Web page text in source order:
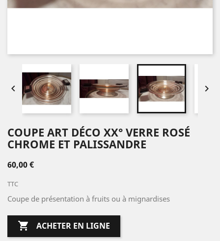
 
COUPE ART DÉCO XX° VERRE ROSÉ
CHROME ET PALISSANDRE
60,00 €
TTC
Coupe de présentation à fruits ou à mignardises
 ACHETER EN LIGNE